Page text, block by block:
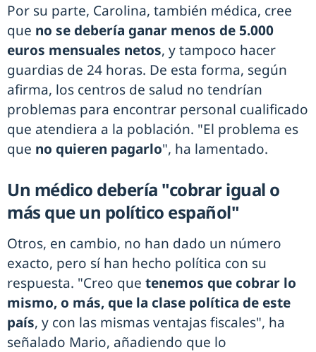
Por su parte, Carolina, también médica, cree
que no se debería ganar menos de 5.000
euros mensuales netos, y tampoco hacer
guardias de 24 horas. De esta forma, según
afirma, los centros de salud no tendrían
problemas para encontrar personal cualificado
que atendiera a la población. "El problema es
que no quieren pagarlo", ha lamentado.
Un médico debería "cobrar igual o
más que un político español"
Otros, en cambio, no han dado un número
exacto, pero sí han hecho política con su
respuesta. "Creo que tenemos que cobrar lo
mismo, o más, que la clase política de este
país, y con las mismas ventajas fiscales", ha
señalado Mario, añadiendo que lo